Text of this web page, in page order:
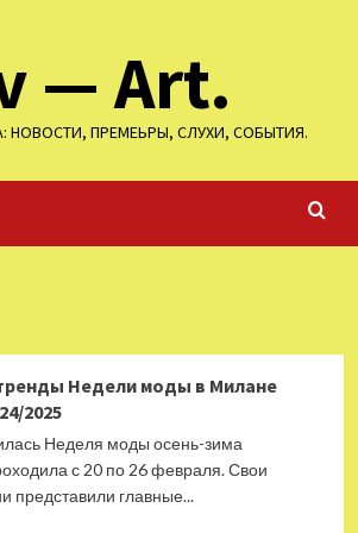
— Art.
НОВОСТИ, ПРЕМЕЬРЫ, СЛУХИ, СОБЫТИЯ.
Недели моды в Милане
2025
Неделя моды осень-зима
с 20 по 26 февраля. Свои
представили главные...